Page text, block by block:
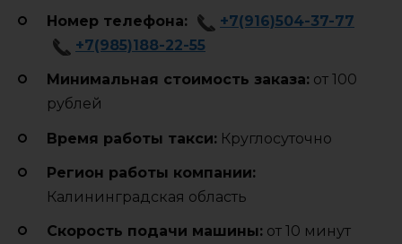
Номер телефона:
+7(916)504-37-77
+7(985)188-22-55
Минимальная стоимость заказа: от 100
рублей
Время работы такси: Круглосуточно
Регион работы компании:
Калининградская область
Cкорость подачи машины: от 10 минут